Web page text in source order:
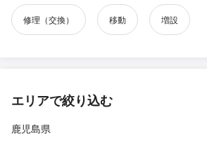
修理（交換） 移動 増設
エリアで絞り込む
鹿児島県